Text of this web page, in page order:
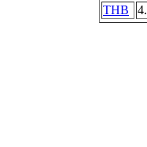
THB